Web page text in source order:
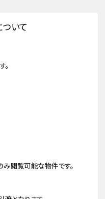
ついて
閲覧可能な物件です。